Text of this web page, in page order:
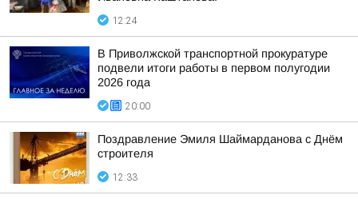
12:24
В Приволжской транспортной прокуратуре
подвели итоги работы в первом полугодии
2026 года
20:00
Поздравление Эмиля Шаймарданова с Днём
строителя
12:33